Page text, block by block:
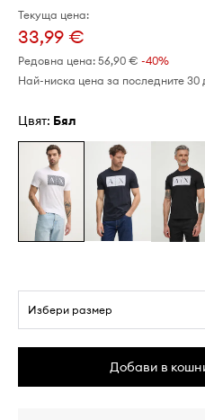
Текуща цена:
33,99 €
Редовна цена: 56,90 € -40%
Най-ниска цена за последните 30
Цвят: бял
Избери размер
Добави в